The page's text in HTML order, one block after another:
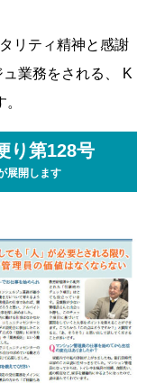
リティ精神と感謝
業務をされる、 K
り第128号
展開します